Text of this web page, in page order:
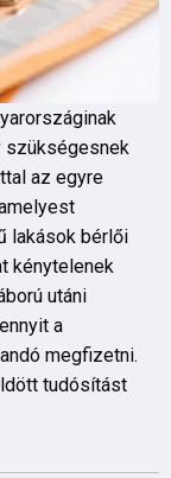
szükségesnek
az egyre
lakások bérlői
kénytelenek
utáni
a
megfizetni.
tudósítást